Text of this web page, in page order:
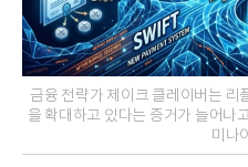
금융 전략가 제이크 클레이버는 리
을 확대하고 있다는 증거가 늘어나
미나